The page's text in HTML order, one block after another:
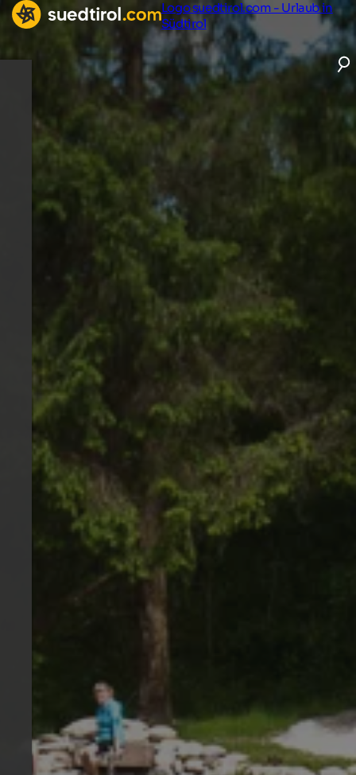
Logo suedtirol.com - Urlaub in
Südtirol